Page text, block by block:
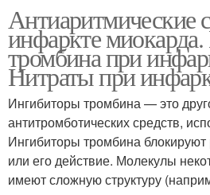
Антиаритмические
инфаркте
тромбина при
Нитраты при
Ингибиторы тромбина — это
антитромботических средств,
Ингибиторы тромбина
или его действие. Молекулы
имеют сложную структуру